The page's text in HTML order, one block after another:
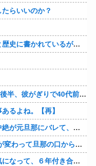
らいいのか？
が残っているんでバカではないよな？
ている彼との二泊三日の旅行、早く行けるといいな♪
るよね。【再】
くまで止めると言われてるけど、女として生きたいの。
か、あー私本当にしちゃいけないことしてたんだなと思い知った。
元彼はどうでもよく思えました。今ははっきり言って後悔してます…